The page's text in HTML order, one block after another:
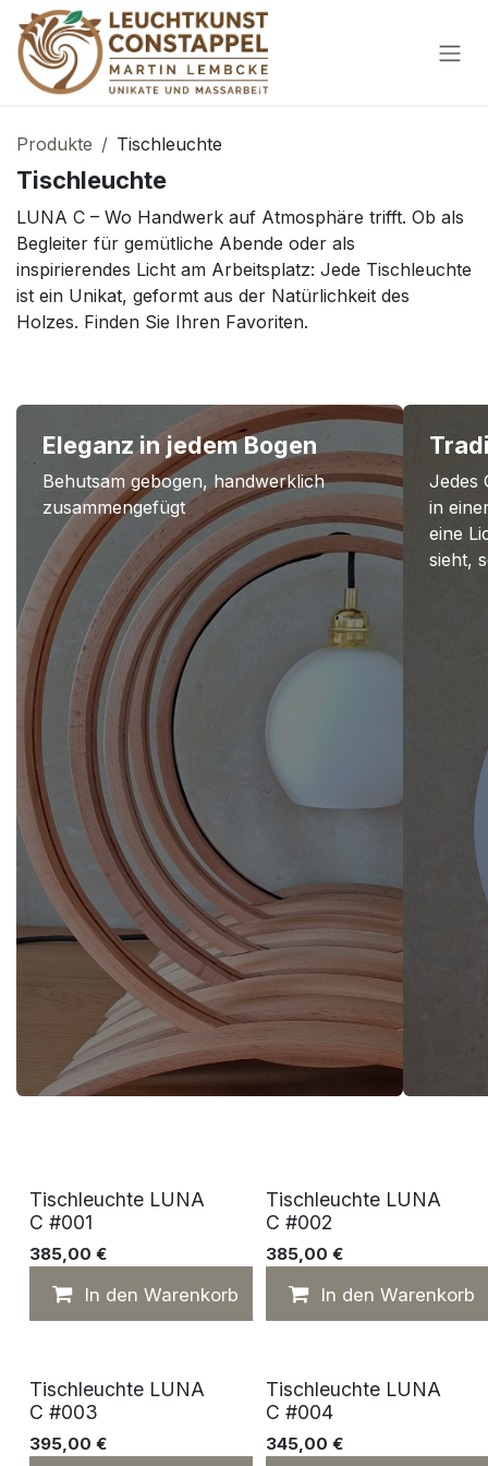
Zum Inhalt springen
Produkte Tischleuchte
Tischleuchte
LUNA C – Wo Handwerk auf Atmosphäre trifft. Ob als
Begleiter für gemütliche Abende oder als
inspirierendes Licht am Arbeitsplatz: Jede Tischleuchte
ist ein Unikat, geformt aus der Natürlichkeit des
Holzes. Finden Sie Ihren Favoriten.
Eleganz in jedem Bogen
Behutsam gebogen, handwerklich
zusammengefügt
Jedes
in
eine
sieht,
Tischleuchte LUNA
C #001
385,00 €
In den Warenkorb Auf die Wunschliste
Tischleuchte LUNA
C #002
385,00 €
In den Warenkorb
Tischleuchte LUNA
C #003
395,00 €
Tischleuchte LUNA
C #004
345,00 €